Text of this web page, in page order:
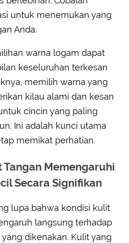
untuk menemukan yang
Anda.
warna logam dapat
keseluruhan terkesan
memilih warna yang
kilau alami dan kesan
cincin yang paling
Ini adalah kunci utama
memikat perhatian.
Tangan Memengaruhi
Secara Signifikan
lupa bahwa kondisi kulit
langsung terhadap
dikenakan. Kulit yang